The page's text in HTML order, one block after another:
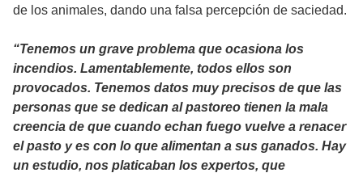
de los animales, dando una falsa percepción de saciedad.
“Tenemos un grave problema que ocasiona los
incendios. Lamentablemente, todos ellos son
provocados. Tenemos datos muy precisos de que las
personas que se dedican al pastoreo tienen la mala
creencia de que cuando echan fuego vuelve a renacer
el pasto y es con lo que alimentan a sus ganados. Hay
un estudio, nos platicaban los expertos, que